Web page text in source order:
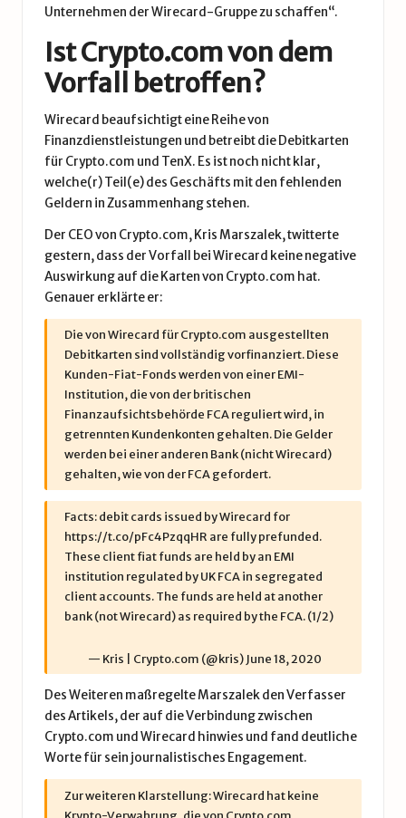
Unternehmen der Wirecard-Gruppe zu schaffen“.
Ist Crypto.com von dem
Vorfall betroffen?
Wirecard beaufsichtigt eine Reihe von
Finanzdienstleistungen und betreibt die Debitkarten
für Crypto.com und TenX. Es ist noch nicht klar,
welche(r) Teil(e) des Geschäfts mit den fehlenden
Geldern in Zusammenhang stehen.
Der CEO von Crypto.com, Kris Marszalek, twitterte
gestern, dass der Vorfall bei Wirecard keine negative
Auswirkung auf die Karten von Crypto.com hat.
Genauer erklärte er:
Die von Wirecard für Crypto.com ausgestellten
Debitkarten sind vollständig vorfinanziert. Diese
Kunden-Fiat-Fonds werden von einer EMI-
Institution, die von der britischen
Finanzaufsichtsbehörde FCA reguliert wird, in
getrennten Kundenkonten gehalten. Die Gelder
werden bei einer anderen Bank (nicht Wirecard)
gehalten, wie von der FCA gefordert.
Facts: debit cards issued by Wirecard for
https://t.co/pFc4PzqqHR are fully prefunded.
These client fiat funds are held by an EMI
institution regulated by UK FCA in segregated
client accounts. The funds are held at another
bank (not Wirecard) as required by the FCA. (1/2)
— Kris | Crypto.com (@kris) June 18, 2020
Des Weiteren maßregelte Marszalek den Verfasser
des Artikels, der auf die Verbindung zwischen
Crypto.com und Wirecard hinwies und fand deutliche
Worte für sein journalistisches Engagement.
Zur weiteren Klarstellung: Wirecard hat keine
Krypto-Verwahrung, die von Crypto.com